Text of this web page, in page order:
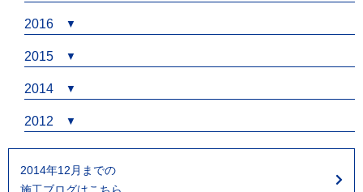
2016
2015
2014
2012
2014年12月までの